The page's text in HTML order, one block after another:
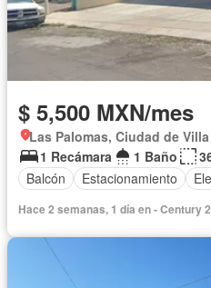
$ 5,500 MXN/mes
Las Palomas, Ciudad de
1 Recámara
1 Baño
Balcón
Estacionamiento
Hace 2 semanas, 1 día en - Century